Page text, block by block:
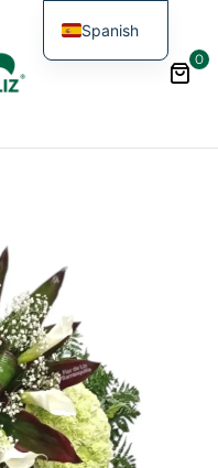
0
Spanish